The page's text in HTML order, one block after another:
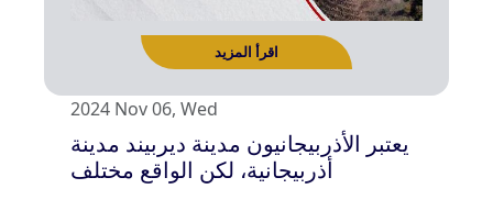
اقرأ المزيد
2024 Nov 06, Wed
يعتبر الأذربيجانيون مدينة ديربيند مدينة
أذربيجانية، لكن الواقع مختلف